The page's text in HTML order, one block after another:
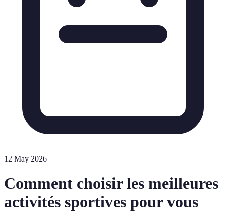
12 May 2026
Comment choisir les meilleures
activités sportives pour vous